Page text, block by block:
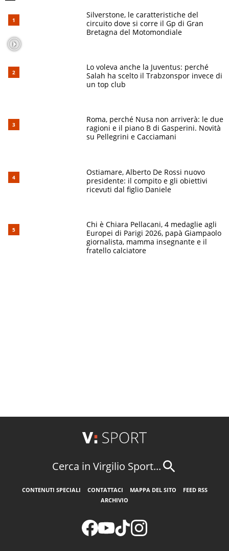
Silverstone, le caratteristiche del
circuito dove si corre il Gp di Gran
Bretagna del Motomondiale
Lo voleva anche la Juventus: perché
Salah ha scelto il Trabzonspor invece di
un top club
Roma, perché Nusa non arriverà: le due
ragioni e il piano B di Gasperini. Novità
su Pellegrini e Cacciamani
Ostiamare, Alberto De Rossi nuovo
presidente: il compito e gli obiettivi
ricevuti dal figlio Daniele
Chi è Chiara Pellacani, 4 medaglie agli
Europei di Parigi 2026, papà Giampaolo
giornalista, mamma insegnante e il
fratello calciatore
Cerca in Virgilio Sport...
CONTENUTI SPECIALI CONTATTACI MAPPA DEL SITO
FEED RSS
ARCHIVIO